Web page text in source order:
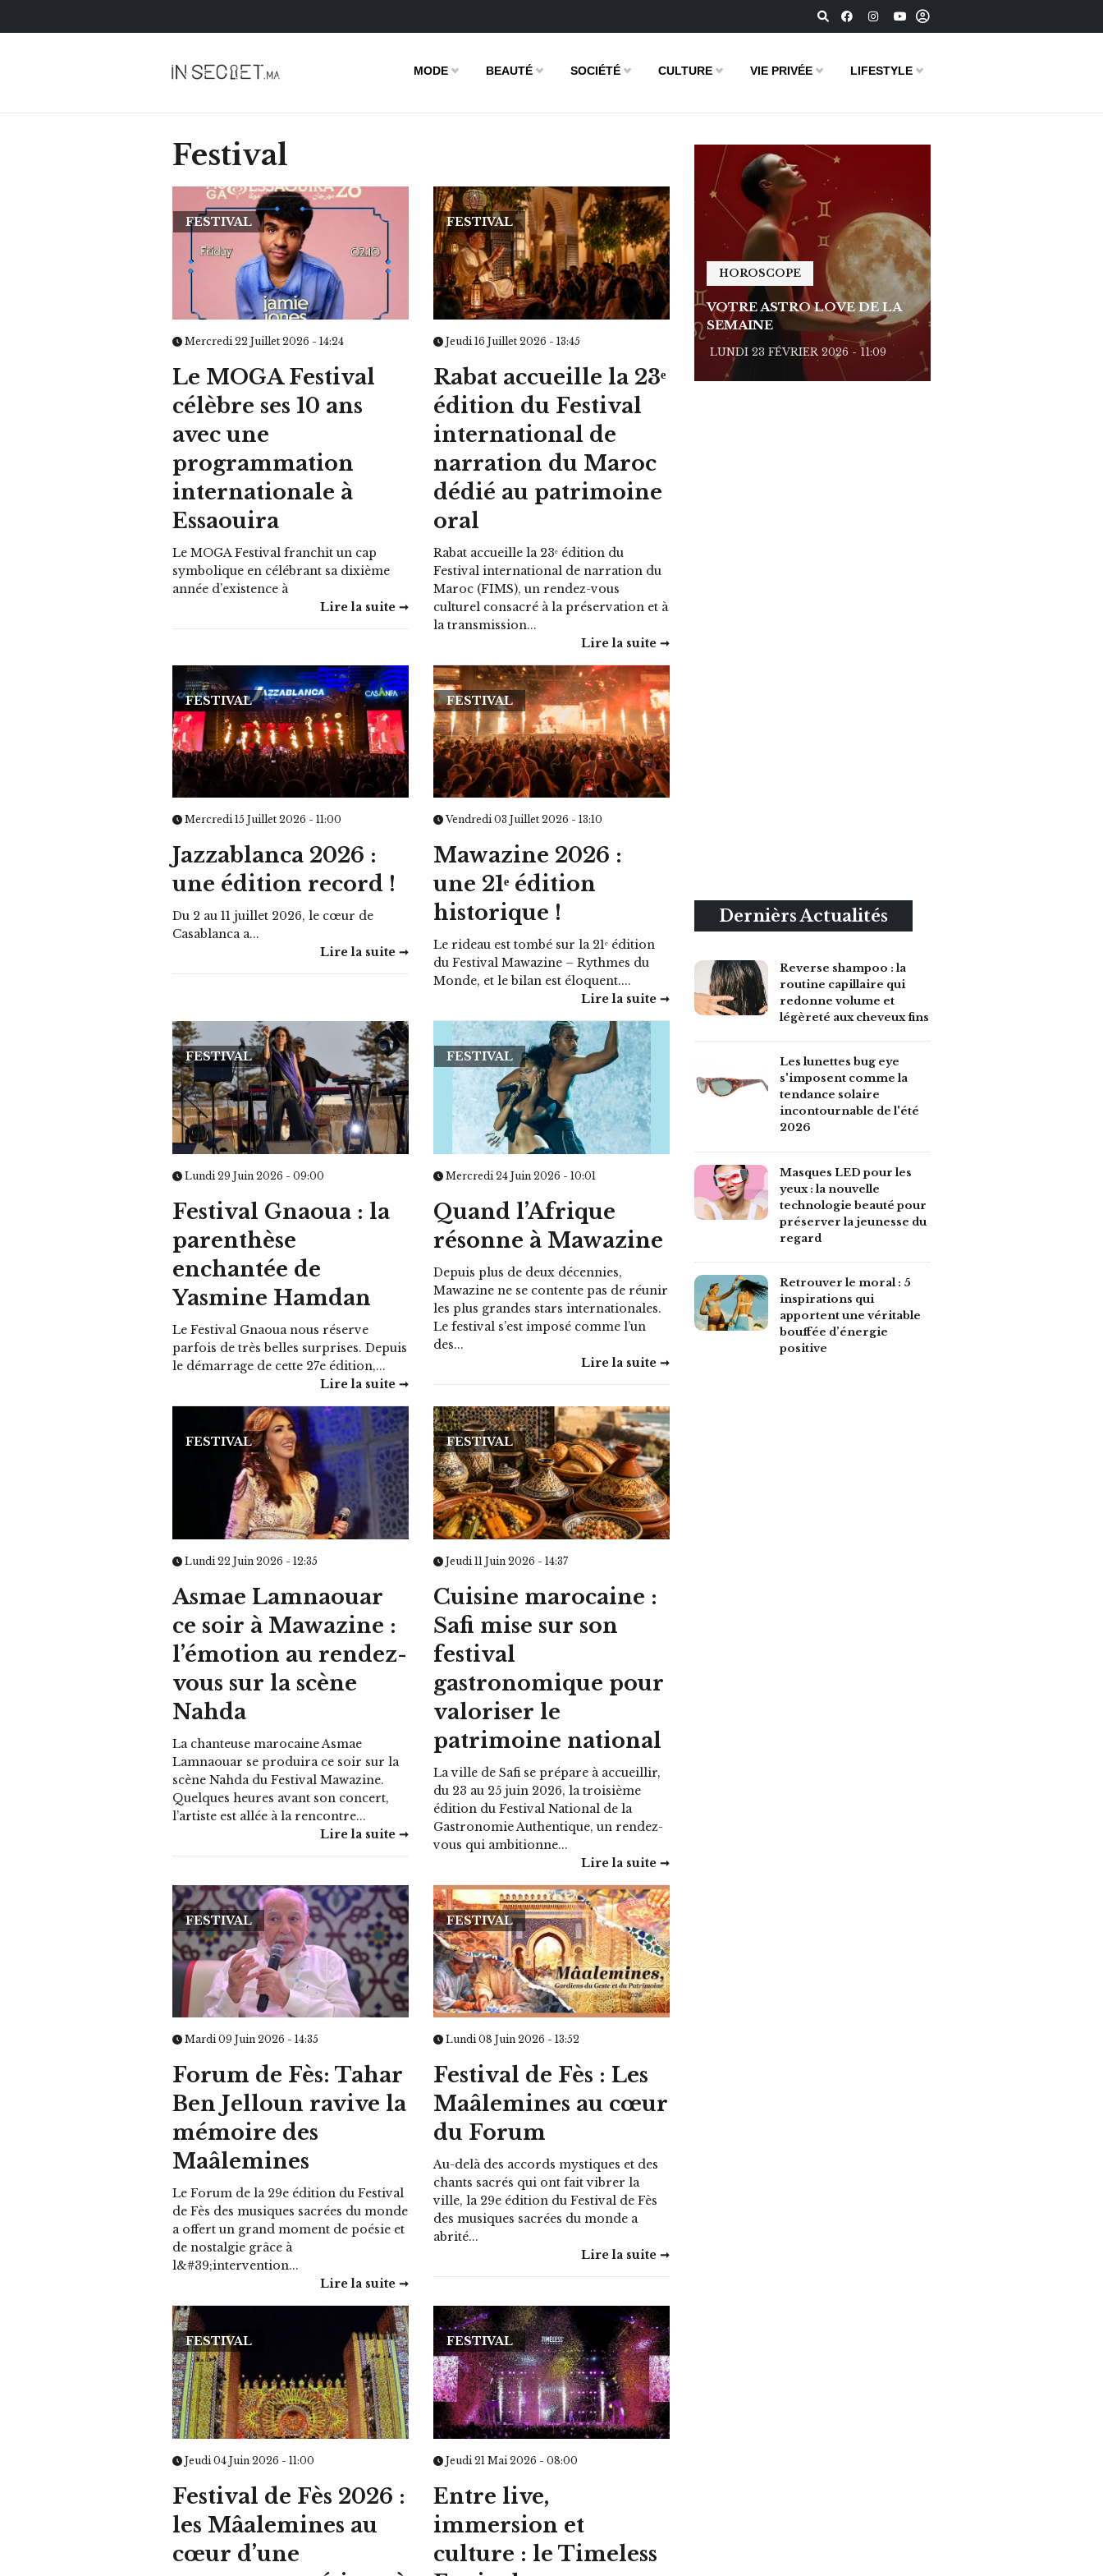
MODE BEAUTÉ SOCIÉTÉ CULTURE VIE PRIVÉE LIFESTYLE
Festival
FESTIVAL
Mercredi 22 Juillet 2026 - 14:24
Le MOGA Festival
célèbre ses 10 ans
avec une
programmation
internationale à
Essaouira
Le MOGA Festival franchit un cap
symbolique en célébrant sa dixième
année d’existence à
Lire la suite ➞
FESTIVAL
Jeudi 16 Juillet 2026 - 13:45
Rabat accueille la 23ᵉ
édition du Festival
international de
narration du Maroc
dédié au patrimoine
oral
Rabat accueille la 23ᵉ édition du
Festival international de narration du
Maroc (FIMS), un rendez-vous
culturel consacré à la préservation et à
la transmission...
Lire la suite ➞
FESTIVAL
Mercredi 15 Juillet 2026 - 11:00
Jazzablanca 2026 :
une édition record !
Du 2 au 11 juillet 2026, le cœur de
Casablanca a...
Lire la suite ➞
FESTIVAL
Vendredi 03 Juillet 2026 - 13:10
Mawazine 2026 :
une 21ᵉ édition
historique !
Le rideau est tombé sur la 21ᵉ édition
du Festival Mawazine – Rythmes du
Monde, et le bilan est éloquent....
Lire la suite ➞
FESTIVAL
Lundi 29 Juin 2026 - 09:00
Festival Gnaoua : la
parenthèse
enchantée de
Yasmine Hamdan
Le Festival Gnaoua nous réserve
parfois de très belles surprises. Depuis
le démarrage de cette 27e édition,...
Lire la suite ➞
FESTIVAL
Mercredi 24 Juin 2026 - 10:01
Quand l’Afrique
résonne à Mawazine
Depuis plus de deux décennies,
Mawazine ne se contente pas de réunir
les plus grandes stars internationales.
Le festival s’est imposé comme l’un
des...
Lire la suite ➞
FESTIVAL
Lundi 22 Juin 2026 - 12:35
Asmae Lamnaouar
ce soir à Mawazine :
l’émotion au rendez-
vous sur la scène
Nahda
La chanteuse marocaine Asmae
Lamnaouar se produira ce soir sur la
scène Nahda du Festival Mawazine.
Quelques heures avant son concert,
l’artiste est allée à la rencontre...
Lire la suite ➞
FESTIVAL
Jeudi 11 Juin 2026 - 14:37
Cuisine marocaine :
Safi mise sur son
festival
gastronomique pour
valoriser le
patrimoine national
La ville de Safi se prépare à accueillir,
du 23 au 25 juin 2026, la troisième
édition du Festival National de la
Gastronomie Authentique, un rendez-
vous qui ambitionne...
Lire la suite ➞
FESTIVAL
Mardi 09 Juin 2026 - 14:35
Forum de Fès: Tahar
Ben Jelloun ravive la
mémoire des
Maâlemines
Le Forum de la 29e édition du Festival
de Fès des musiques sacrées du monde
a offert un grand moment de poésie et
de nostalgie grâce à
l&#39;intervention...
Lire la suite ➞
FESTIVAL
Lundi 08 Juin 2026 - 13:52
Festival de Fès : Les
Maâlemines au cœur
du Forum
Au-delà des accords mystiques et des
chants sacrés qui ont fait vibrer la
ville, la 29e édition du Festival de Fès
des musiques sacrées du monde a
abrité...
Lire la suite ➞
FESTIVAL
Jeudi 04 Juin 2026 - 11:00
Festival de Fès 2026 :
les Mâalemines au
cœur d’une
FESTIVAL
Jeudi 21 Mai 2026 - 08:00
Entre live,
immersion et
culture : le Timeless
HOROSCOPE
VOTRE ASTRO LOVE DE LA
SEMAINE
HOROSCOPE
VOTRE ASTRO LOVE DE LA
SEMAINE
HOROSCOPE
VOTRE ASTRO LOVE DE LA
SEMAINE
LUNDI 23 FÉVRIER 2026 - 11:09
Dernièrs Actualités
Reverse shampoo : la
routine capillaire qui
redonne volume et
légèreté aux cheveux fins
Les lunettes bug eye
s'imposent comme la
tendance solaire
incontournable de l'été
2026
Masques LED pour les
yeux : la nouvelle
technologie beauté pour
préserver la jeunesse du
regard
Retrouver le moral : 5
inspirations qui
apportent une véritable
bouffée d’énergie
positive